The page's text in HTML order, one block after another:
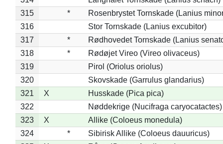
315
*
Rosenbrystet Tornskade (Lanius
316
Stor Tornskade (Lanius excubitor)
317
*
Rødhovedet Tornskade (Lanius
318
*
Rødøjet Vireo (Vireo olivaceus)
319
Pirol (Oriolus oriolus)
320
Skovskade (Garrulus glandarius)
321
X
Husskade (Pica pica)
322
Nøddekrige (Nucifraga caryocatactes)
323
X
Allike (Coloeus monedula)
324
*
Sibirisk Allike (Coloeus dauuricus)